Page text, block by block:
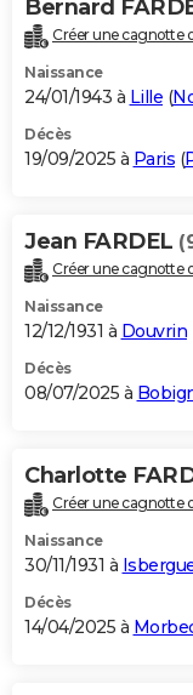
Bernard
Créer une cagnotte
Naissance
24/01/1943 à Lille (
Décès
19/09/2025 à Paris (
Jean FARDEL
Créer une cagnotte
Naissance
12/12/1931 à Douvrin
Décès
08/07/2025 à
Charlotte
Créer une cagnotte
Naissance
30/11/1931 à
Décès
14/04/2025 à